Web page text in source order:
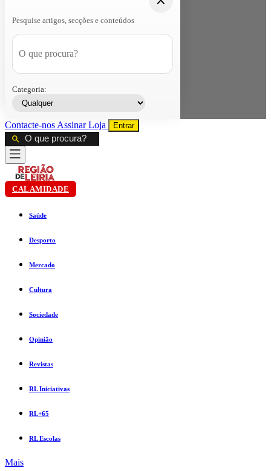
Pesquise artigos, secções e conteúdos
Categoria:
Contacte-nos AssinarLoja Entrar
CALAMIDADE
Saúde
Desporto
Mercado
Cultura
Sociedade
Opinião
Revistas
RL Iniciativas
RL+65
RL Escolas
Mais